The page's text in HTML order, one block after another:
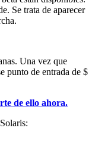
Se trata de aparecer
Una vez que
punto de entrada de $
de ello ahora.